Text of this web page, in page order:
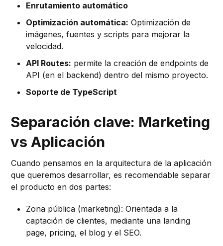
Enrutamiento automático
Optimización automática: Optimización de
imágenes, fuentes y scripts para mejorar la
velocidad.
API Routes: permite la creación de endpoints de
API (en el backend) dentro del mismo proyecto.
Soporte de TypeScript
Separación clave: Marketing
vs Aplicación
Cuando pensamos en la arquitectura de la aplicación
que queremos desarrollar, es recomendable separar
el producto en dos partes:
Zona pública (marketing): Orientada a la
captación de clientes, mediante una landing
page, pricing, el blog y el SEO.